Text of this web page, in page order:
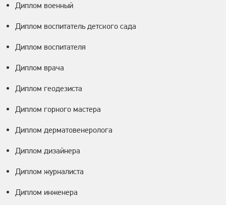
Диплом военный
Диплом воспитатель детского сада
Диплом воспитателя
Диплом врача
Диплом геодезиста
Диплом горного мастера
Диплом дерматовенеролога
Диплом дизайнера
Диплом журналиста
Диплом инженера